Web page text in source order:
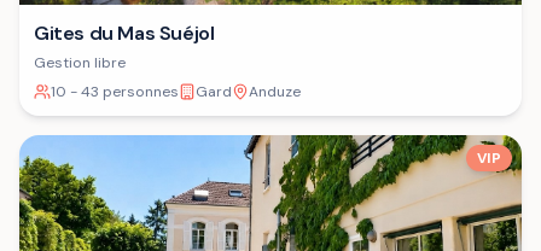
Gites du Mas Suéjol
Gestion libre
10 - 43 personnes
Gard Anduze
VIP